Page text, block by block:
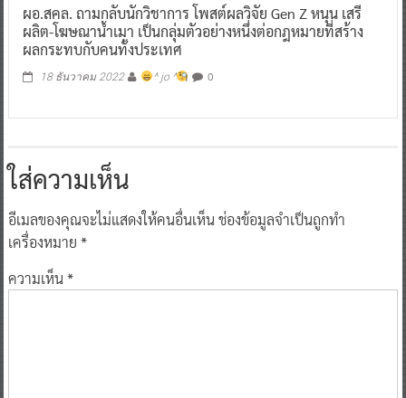
ผอ.สคล. ถามกลับนักวิชาการ โพสต์ผลวิจัย Gen Z หนุน เสรี
ผลิต-โฆษณาน้ำเมา เป็นกลุ่มตัวอย่างหนึ่งต่อกฎหมายที่สร้าง
ผลกระทบกับคนทั้งประเทศ
18 ธันวาคม 2022 ^ jo ^ 0
ใส่ความเห็น
อีเมลของคุณจะไม่แสดงให้คนอื่นเห็นช่องข้อมูลจำเป็นถูกทำ
เครื่องหมาย *
ความเห็น*